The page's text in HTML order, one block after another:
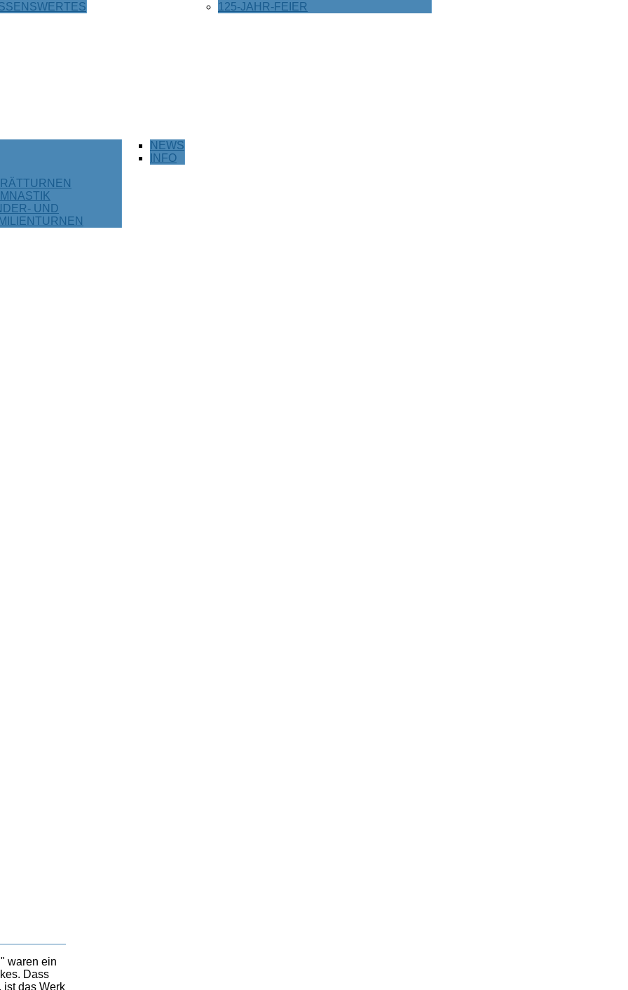
UND
NEWS
INFO
125-JAHR-FEIER
waren ein
Dass
ist das Werk